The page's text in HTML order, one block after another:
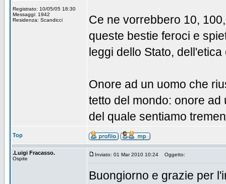
Registrato: 10/05/05 18:30
Messaggi: 1942
Residenza: Scandicci
Ce ne vorrebbero 10,
queste bestie feroci e
leggi dello Stato,
Onore ad un uomo che
tetto del mondo: onore
del quale sentiamo
Top
.Luigi Fracasso.
Ospite
Inviato: 01 Mar 2010 10:24 Oggetto:
Buongiorno e grazie per